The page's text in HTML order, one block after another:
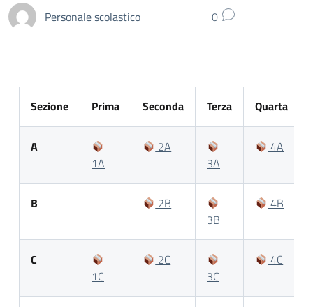
Personale scolastico 0
Sezione Prima Seconda Terza Quarta
A
1A
2A
3A
4A
B
2B
3B
4B
C
1C
2C
3C
4C